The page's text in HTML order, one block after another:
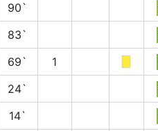
90`
83`
69` 1
24`
14`